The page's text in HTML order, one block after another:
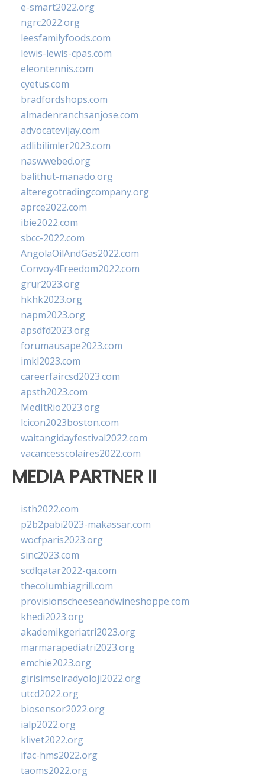
e-smart2022.org
ngrc2022.org
leesfamilyfoods.com
lewis-lewis-cpas.com
eleontennis.com
cyetus.com
bradfordshops.com
almadenranchsanjose.com
advocatevijay.com
adlibilimler2023.com
naswwebed.org
balithut-manado.org
alteregotradingcompany.org
aprce2022.com
ibie2022.com
sbcc-2022.com
AngolaOilAndGas2022.com
Convoy4Freedom2022.com
grur2023.org
hkhk2023.org
napm2023.org
apsdfd2023.org
forumausape2023.com
imkl2023.com
careerfaircsd2023.com
apsth2023.com
MedItRio2023.org
lcicon2023boston.com
waitangidayfestival2022.com
vacancesscolaires2022.com
MEDIA PARTNER II
isth2022.com
p2b2pabi2023-makassar.com
wocfparis2023.org
sinc2023.com
scdlqatar2022-qa.com
thecolumbiagrill.com
provisionscheeseandwineshoppe.com
khedi2023.org
akademikgeriatri2023.org
marmarapediatri2023.org
emchie2023.org
girisimselradyoloji2022.org
utcd2022.org
biosensor2022.org
ialp2022.org
klivet2022.org
ifac-hms2022.org
taoms2022.org